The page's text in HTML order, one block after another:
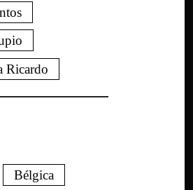
Ricardo
Bélgica